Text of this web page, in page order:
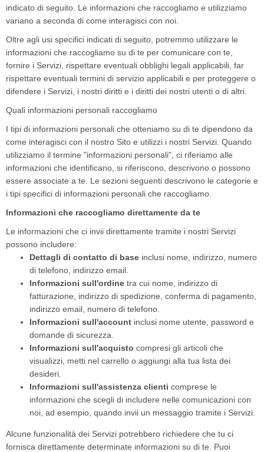
indicato di seguito. Le informazioni che raccogliamo e utilizziamo
variano a seconda di come interagisci con noi.
Oltre agli usi specifici indicati di seguito, potremmo utilizzare le
informazioni che raccogliamo su di te per comunicare con te,
fornire i Servizi, rispettare eventuali obblighi legali applicabili, far
rispettare eventuali termini di servizio applicabili e per proteggere o
difendere i Servizi, i nostri diritti e i diritti dei nostri utenti o di altri.
Quali informazioni personali raccogliamo
I tipi di informazioni personali che otteniamo su di te dipendono da
come interagisci con il nostro Sito e utilizzi i nostri Servizi. Quando
utilizziamo il termine "informazioni personali", ci riferiamo alle
informazioni che identificano, si riferiscono, descrivono o possono
essere associate a te. Le sezioni seguenti descrivono le categorie e
i tipi specifici di informazioni personali che raccogliamo.
Informazioni che raccogliamo direttamente da te
Le informazioni che ci invii direttamente tramite i nostri Servizi
possono includere:
Dettagli di contatto di base inclusi nome, indirizzo, numero
di telefono, indirizzo email.
Informazioni sull'ordine tra cui nome, indirizzo di
fatturazione, indirizzo di spedizione, conferma di pagamento,
indirizzo email, numero di telefono.
Informazioni sull'account inclusi nome utente, password e
domande di sicurezza.
Informazioni sull'acquisto compresi gli articoli che
visualizzi, metti nel carrello o aggiungi alla tua lista dei
desideri.
Informazioni sull'assistenza clienti comprese le
informazioni che scegli di includere nelle comunicazioni con
noi, ad esempio, quando invii un messaggio tramite i Servizi.
Alcune funzionalità dei Servizi potrebbero richiedere che tu ci
fornisca direttamente determinate informazioni su di te. Puoi